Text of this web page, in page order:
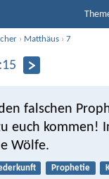
› Matthäus ›7
falschen
euch kommen!
Wölfe.
Prophetie